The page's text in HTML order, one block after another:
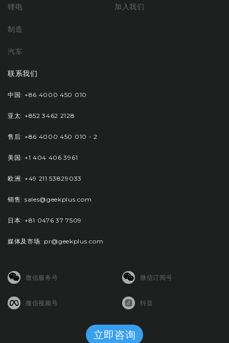
锂电
制造
汽车
加入我们
联系我们
中国: +86 4000 450 010
亚太: +852 3462 2128
售后: +86 4000 450 010 - 2
美国: +1 404 406 3961
欧洲: +49 211 53829033
销售: sales@geekplus.com
日本: +81 0476 37 7509
媒体及市场: pr@geekplus.com
微信服务号 微信订阅号
微信视频号 抖音
立即咨询